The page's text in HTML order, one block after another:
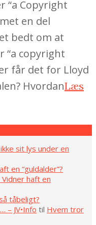
“a Copyright
en del
bedt om at
“a copyright
får det for Lloyd
HvordanLæs
sit lys under en
en “guldalder”?
Vidner haft en
tåbeligt?
– JV•Info til Hvem tror